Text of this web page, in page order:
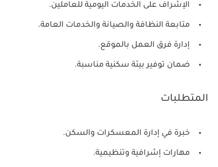
الإشراف على الخدمات اليومية للعاملين.
متابعة النظافة والصيانة والخدمات العامة.
إدارة فرق العمل بالموقع.
ضمان توفير بيئة سكنية مناسبة.
المتطلبات
خبرة في إدارة المعسكرات والسكن.
مهارات إشرافية وتنظيمية.